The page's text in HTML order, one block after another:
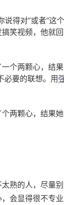
得对”或者“这
视频，他就回
个两颗心，结
必要的联想。用
两颗心，结果
熟的人，尽量别
会显得很不专